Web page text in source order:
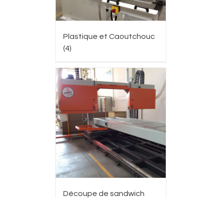
Plastique et Caoutchouc
(4)
Découpe de sandwich